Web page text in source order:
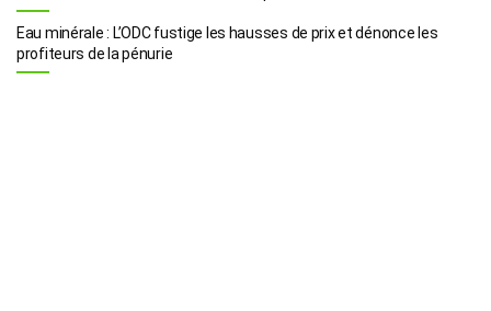
Eau minérale : L’ODC fustige les hausses de prix et dénonce les
profiteurs de la pénurie